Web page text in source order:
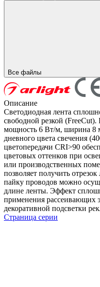
Все файлы
Описание
Светодиодная лента
свободной резкой
мощность 6 Вт/м, ширина 8
дневного цвета свечения
цветопередачи CRI>90
цветовых оттенков при
или производственных
позволяет получить
пайку проводов можно
длине ленты. Эффект
применения рассеивающих
декоративной подсветки
Страница серии